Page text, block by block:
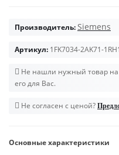
Производитель: Siemens
Артикул: 1FK7034-2AK71-
Не нашли нужный товар на
его для Вас.
Не согласен с ценой?
Основные характеристики